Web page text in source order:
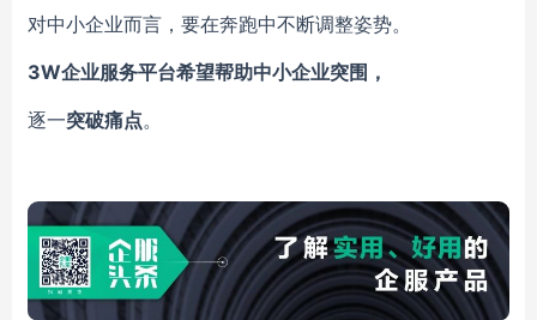
对中小企业而言，要在奔跑中不断调整姿势。
3W企业服务平台希望帮助中小企业突围，
逐一突破痛点。